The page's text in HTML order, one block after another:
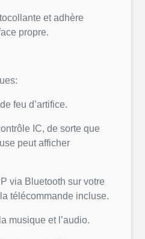
et adhère
propre.
feu d’artifice.
IC, de sorte que
peut afficher
via Bluetooth sur votre
télécommande incluse.
musique et l’audio.